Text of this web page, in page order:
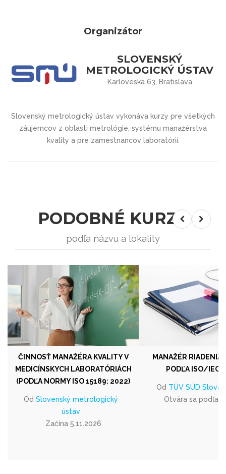
Organizátor
SLOVENSKÝ
METROLOGICKÝ ÚSTAV
Karloveská 63, Bratislava
Slovenský metrologický ústav vykonáva kurzy pre všetkých
záujemcov z oblasti metrológie, systému manažérstva
kvality a pre zamestnancov laboratórií.
PODOBNÉ KURZY
podľa názvu a lokality
ČINNOSŤ MANAŽÉRA KVALITY V
MEDICÍNSKYCH LABORATÓRIÁCH
(PODĽA NORMY ISO 15189: 2022)
Od Slovenský metrologický
ústav
Začína 5.11.2026
MANAŽÉR RIADENIA
PODĽA ISO/IEC
Od TÜV SÜD
Otvára sa podľa